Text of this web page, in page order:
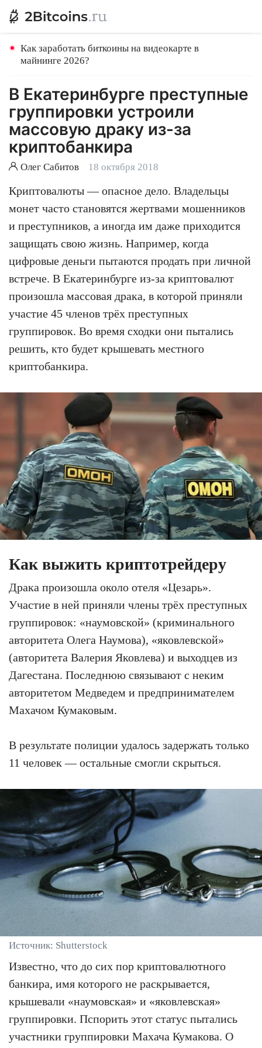
Как заработать биткоины на видеокарте в
майнинге 2026?
В Екатеринбурге преступные
группировки устроили
массовую драку из-за
криптобанкира
Олег Сабитов 18 октября 2018
Криптовалюты — опасное дело. Владельцы
монет часто становятся жертвами мошенников
и преступников, а иногда им даже приходится
защищать свою жизнь. Например, когда
цифровые деньги пытаются продать при личной
встрече. В Екатеринбурге из-за криптовалют
произошла массовая драка, в которой приняли
участие 45 членов трёх преступных
группировок. Во время сходки они пытались
решить, кто будет крышевать местного
криптобанкира.
Как выжить криптотрейдеру
Драка произошла около отеля «Цезарь».
Участие в ней приняли члены трёх преступных
группировок: «наумовской» (криминального
авторитета Олега Наумова), «яковлевской»
(авторитета Валерия Яковлева) и выходцев из
Дагестана. Последнюю связывают с неким
авторитетом Медведем и предпринимателем
Махачом Кумаковым.
В результате полиции удалось задержать только
11 человек — остальные смогли скрыться.
Источник: Shutterstock
Известно, что до сих пор криптовалютного
банкира, имя которого не раскрывается,
крышевали «наумовская» и «яковлевская»
группировки. Пспорить этот статус пытались
участники группировки Махача Кумакова. О